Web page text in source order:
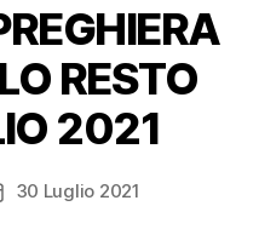
RESTO
2021
30 Luglio 2021